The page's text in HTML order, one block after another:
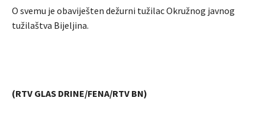
O svemu je obaviješten dežurni tužilac Okružnog javnog
tužilaštva Bijeljina.
(RTV GLAS DRINE/FENA/RTV BN)